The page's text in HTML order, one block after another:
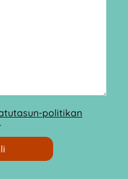
politikan